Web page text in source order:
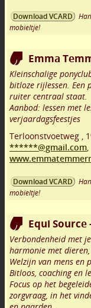
Download VCARD
mobieltje!
Emma
Kleinschalige
bitloze rijlessen. Een
ruiter centraal staat.
Aanbod: lessen met
verjaardagsfeestjes
Terloonstvoetweg ,
******@gmail.com,
Download VCARD
mobieltje!
Equi Source
Verbondenheid met
harmonie met
Welzijn van mens en
Bitloos, coaching en
Focus op het
zorgvraag, in het